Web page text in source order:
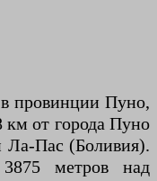
провинции Пуно,
от города Пуно
Ла-Пас (Боливия).
метров над